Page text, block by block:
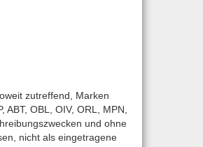
zutreffend, Marken
OBL, OIV, ORL, MPN,
und ohne
nicht als eingetragene